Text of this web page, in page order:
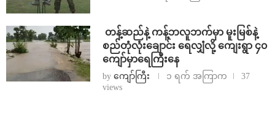
⁩ ⁨တန့်ဆည်နဲ့ ကန့်ဘလူဘက်မှာ မူးမြစ်နဲ့
စည်တုံလုံးချောင်း ရေလျှံလို့ ကျေးရွာ ၄၀
ကျော်မှာရေကြီးနေ
by ကျော်ကြီး ၁ ရက် အကြာက
37
views